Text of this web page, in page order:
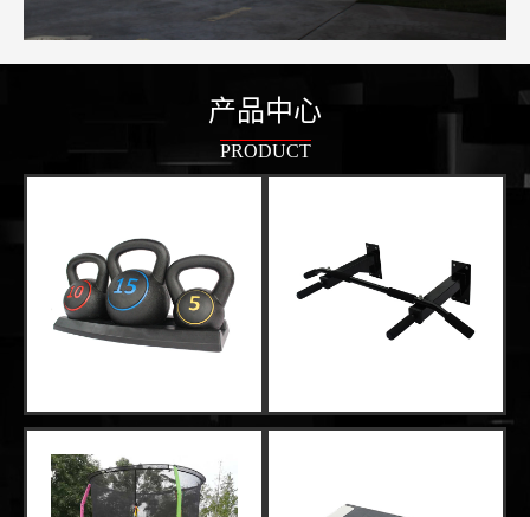
产品中心
PRODUCT